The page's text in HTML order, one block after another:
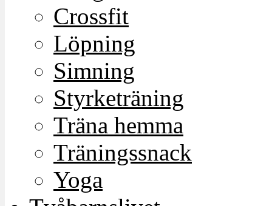
Crossfit
Löpning
Simning
Styrketräning
Träna hemma
Träningssnack
Yoga